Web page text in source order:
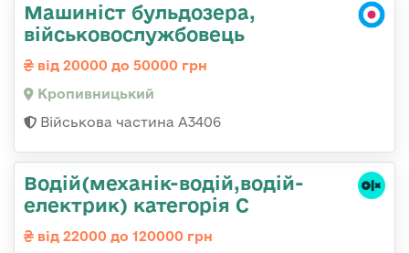
Машиніст бульдозера,
військовослужбовець
від 20000 до 50000 грн
Кропивницький
Військова частина А3406
Водій(механік-водій,водій-
електрик) категорія С
від 22000 до 120000 грн